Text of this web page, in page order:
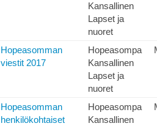
Kansallinen
Lapset ja
nuoret
Hopeasomman
viestit 2017
Hopeasompa
Kansallinen
Lapset ja
nuoret
Hopeasomman
henkilökohtaiset
Hopeasompa
Kansallinen